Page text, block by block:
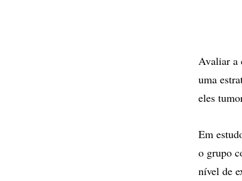
Avaliar a
uma
eles
Em
o grupo
nível de